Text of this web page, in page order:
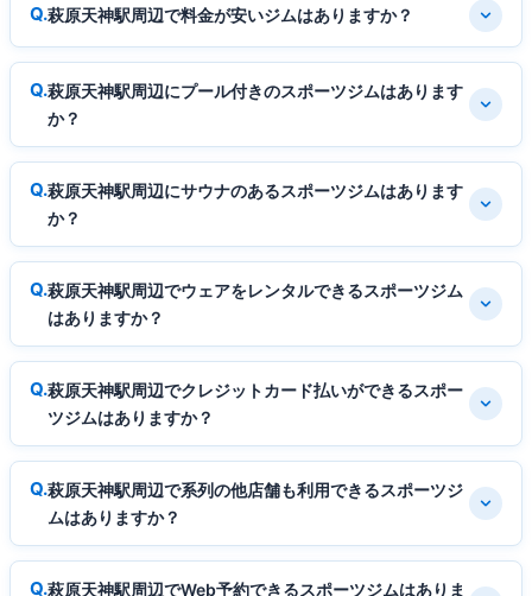
萩原天神駅周辺で料金が安いジムはありますか？
萩原天神駅周辺にプール付きのスポーツジムはあります
か？
萩原天神駅周辺にサウナのあるスポーツジムはあります
か？
萩原天神駅周辺でウェアをレンタルできるスポーツジム
はありますか？
萩原天神駅周辺でクレジットカード払いができるスポー
ツジムはありますか？
萩原天神駅周辺で系列の他店舗も利用できるスポーツジ
ムはありますか？
萩原天神駅周辺でWeb予約できるスポーツジムはありま